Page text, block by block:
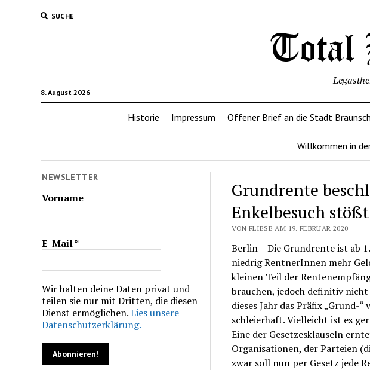
SUCHE
8. August 2026
Historie Impressum Offener Brief an die Stadt
Willkommen in
NEWSLETTER
Vorname
E-Mail*
Wir halten deine Daten privat und
teilen sie nur mit Dritten, die diesen
Dienst ermöglichen.Lies unsere
Datenschutzerklärung.
Grundrente
Enkelbesuch
VON FLIESE AM 19. FEBRUAR 2020
Berlin – Die Grundrente ist ab
niedrig RentnerInnen mehr
kleinen Teil der
brauchen, jedoch definitiv
dieses Jahr das Präfix „Grund-
schleierhaft. Vielleicht ist es
Eine der Gesetzesklauseln
Organisationen, der Parteien
zwar soll nun per Gesetz jede